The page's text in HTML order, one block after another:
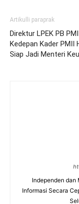
Artikulli paraprak
Direktur LPEK PB
Kedepan Kader PMII
Siap Jadi Menteri
Independen dan
Informasi Secara